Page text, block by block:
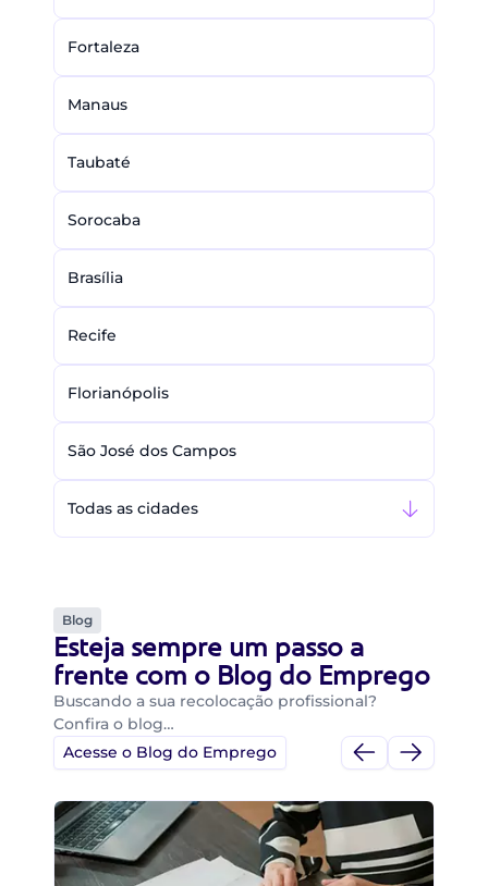
Fortaleza
Manaus
Taubaté
Sorocaba
Brasília
Recife
Florianópolis
São José dos Campos
Todas as cidades
Blog
Esteja sempre um passo a
frente com o Blog do Emprego
Buscando a sua recolocação profissional?
Confira o blog…
Acesse o Blog do Emprego